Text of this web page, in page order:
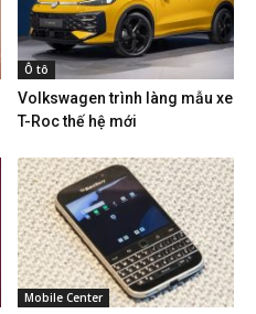
Ô tô
Volkswagen trình làng mẫu xe
T-Roc thế hệ mới
Mobile Center